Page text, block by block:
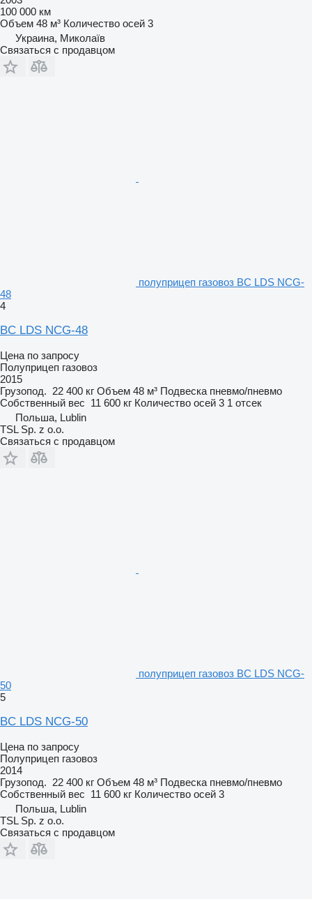
100 000 км
Объем 48 м³ Количество осей 3
Украина, Миколаїв
Связаться с продавцом
полуприцеп газовоз BC LDS NCG-
48
4
BC LDS NCG-48
Цена по запросу
Полуприцеп газовоз
2015
Грузопод. 22 400 кг Объем 48 м³ Подвеска пневмо/пневмо
Собственный вес 11 600 кг Количество осей 3 1 отсек
Польша, Lublin
TSL Sp. z o.o.
Связаться с продавцом
полуприцеп газовоз BC LDS NCG-
50
5
BC LDS NCG-50
Цена по запросу
Полуприцеп газовоз
2014
Грузопод. 22 400 кг Объем 48 м³ Подвеска пневмо/пневмо
Собственный вес 11 600 кг Количество осей 3
Польша, Lublin
TSL Sp. z o.o.
Связаться с продавцом